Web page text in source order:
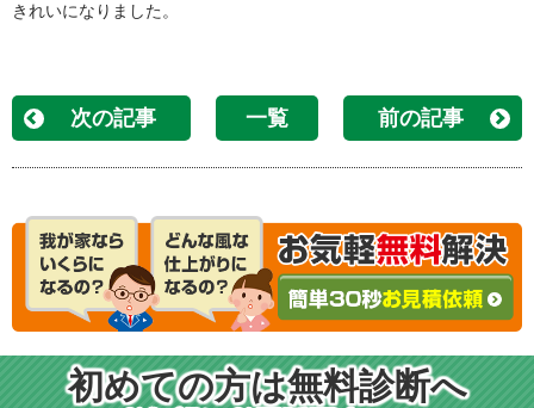
きれいになりました。
次の記事 一覧 前の記事
初めての方は無料診断へ